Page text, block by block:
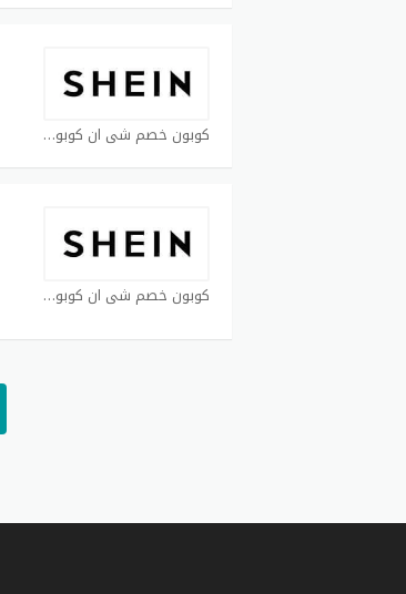
كوبون خصم شي ان كوبون
كوبون خصم شي ان كوبون